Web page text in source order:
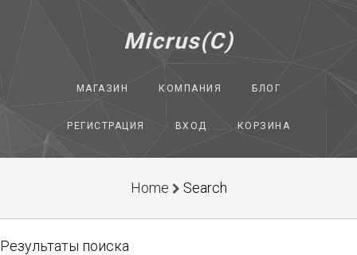
Micrus(C)
МАГАЗИН КОМПАНИЯ БЛОГ
РЕГИСТРАЦИЯ ВХОД КОРЗИНА
Home Search
Результаты поиска